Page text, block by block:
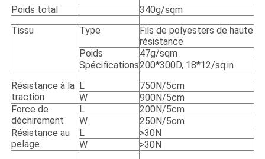
Poids total
340g/sqm
Tissu
Type
Fils de polyesters de haute
résistance
Poids
47g/sqm
Spécifications200*300D, 18*12/sq.in
Résistance à la
traction
L
750N/5cm
W
900N/5cm
Force de
déchirement
L
200N/5cm
W
250N/5cm
Résistance au
pelage
L
>30N
W
>30N